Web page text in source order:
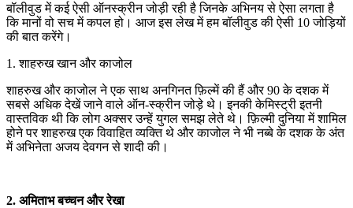
बॉलीवुड में कई ऐसी ऑनस्क्रीन जोड़ी रही है जिनके अभिनय से ऐसा लगता है
कि मानों वो सच में कपल हो। आज इस लेख में हम बॉलीवुड की ऐसी 10 जोड़ियों
की बात करेंगे।
1. शाहरुख खान और काजोल
शाहरुख और काजोल ने एक साथ अनगिनत फ़िल्में की हैं और 90 के दशक में
सबसे अधिक देखें जाने वाले ऑन-स्क्रीन जोड़े थे। इनकी केमिस्ट्री इतनी
वास्तविक थी कि लोग अक्सर उन्हें युगल समझ लेते थे। फ़िल्मी दुनिया में शामिल
होने पर शाहरुख एक विवाहित व्यक्ति थे और काजोल ने भी नब्बे के दशक के अंत
में अभिनेता अजय देवगन से शादी की।
2. अमिताभ बच्चन और रेखा